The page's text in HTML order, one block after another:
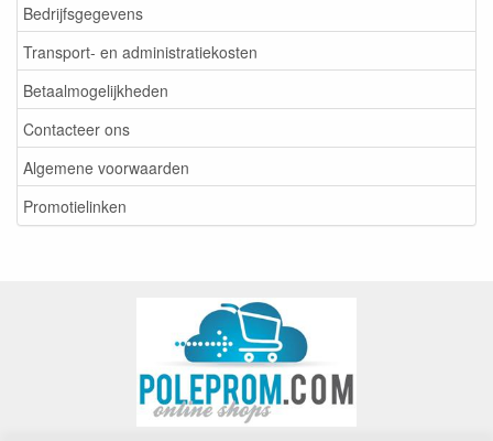
Bedrijfsgegevens
Transport- en administratiekosten
Betaalmogelijkheden
Contacteer ons
Algemene voorwaarden
Promotielinken